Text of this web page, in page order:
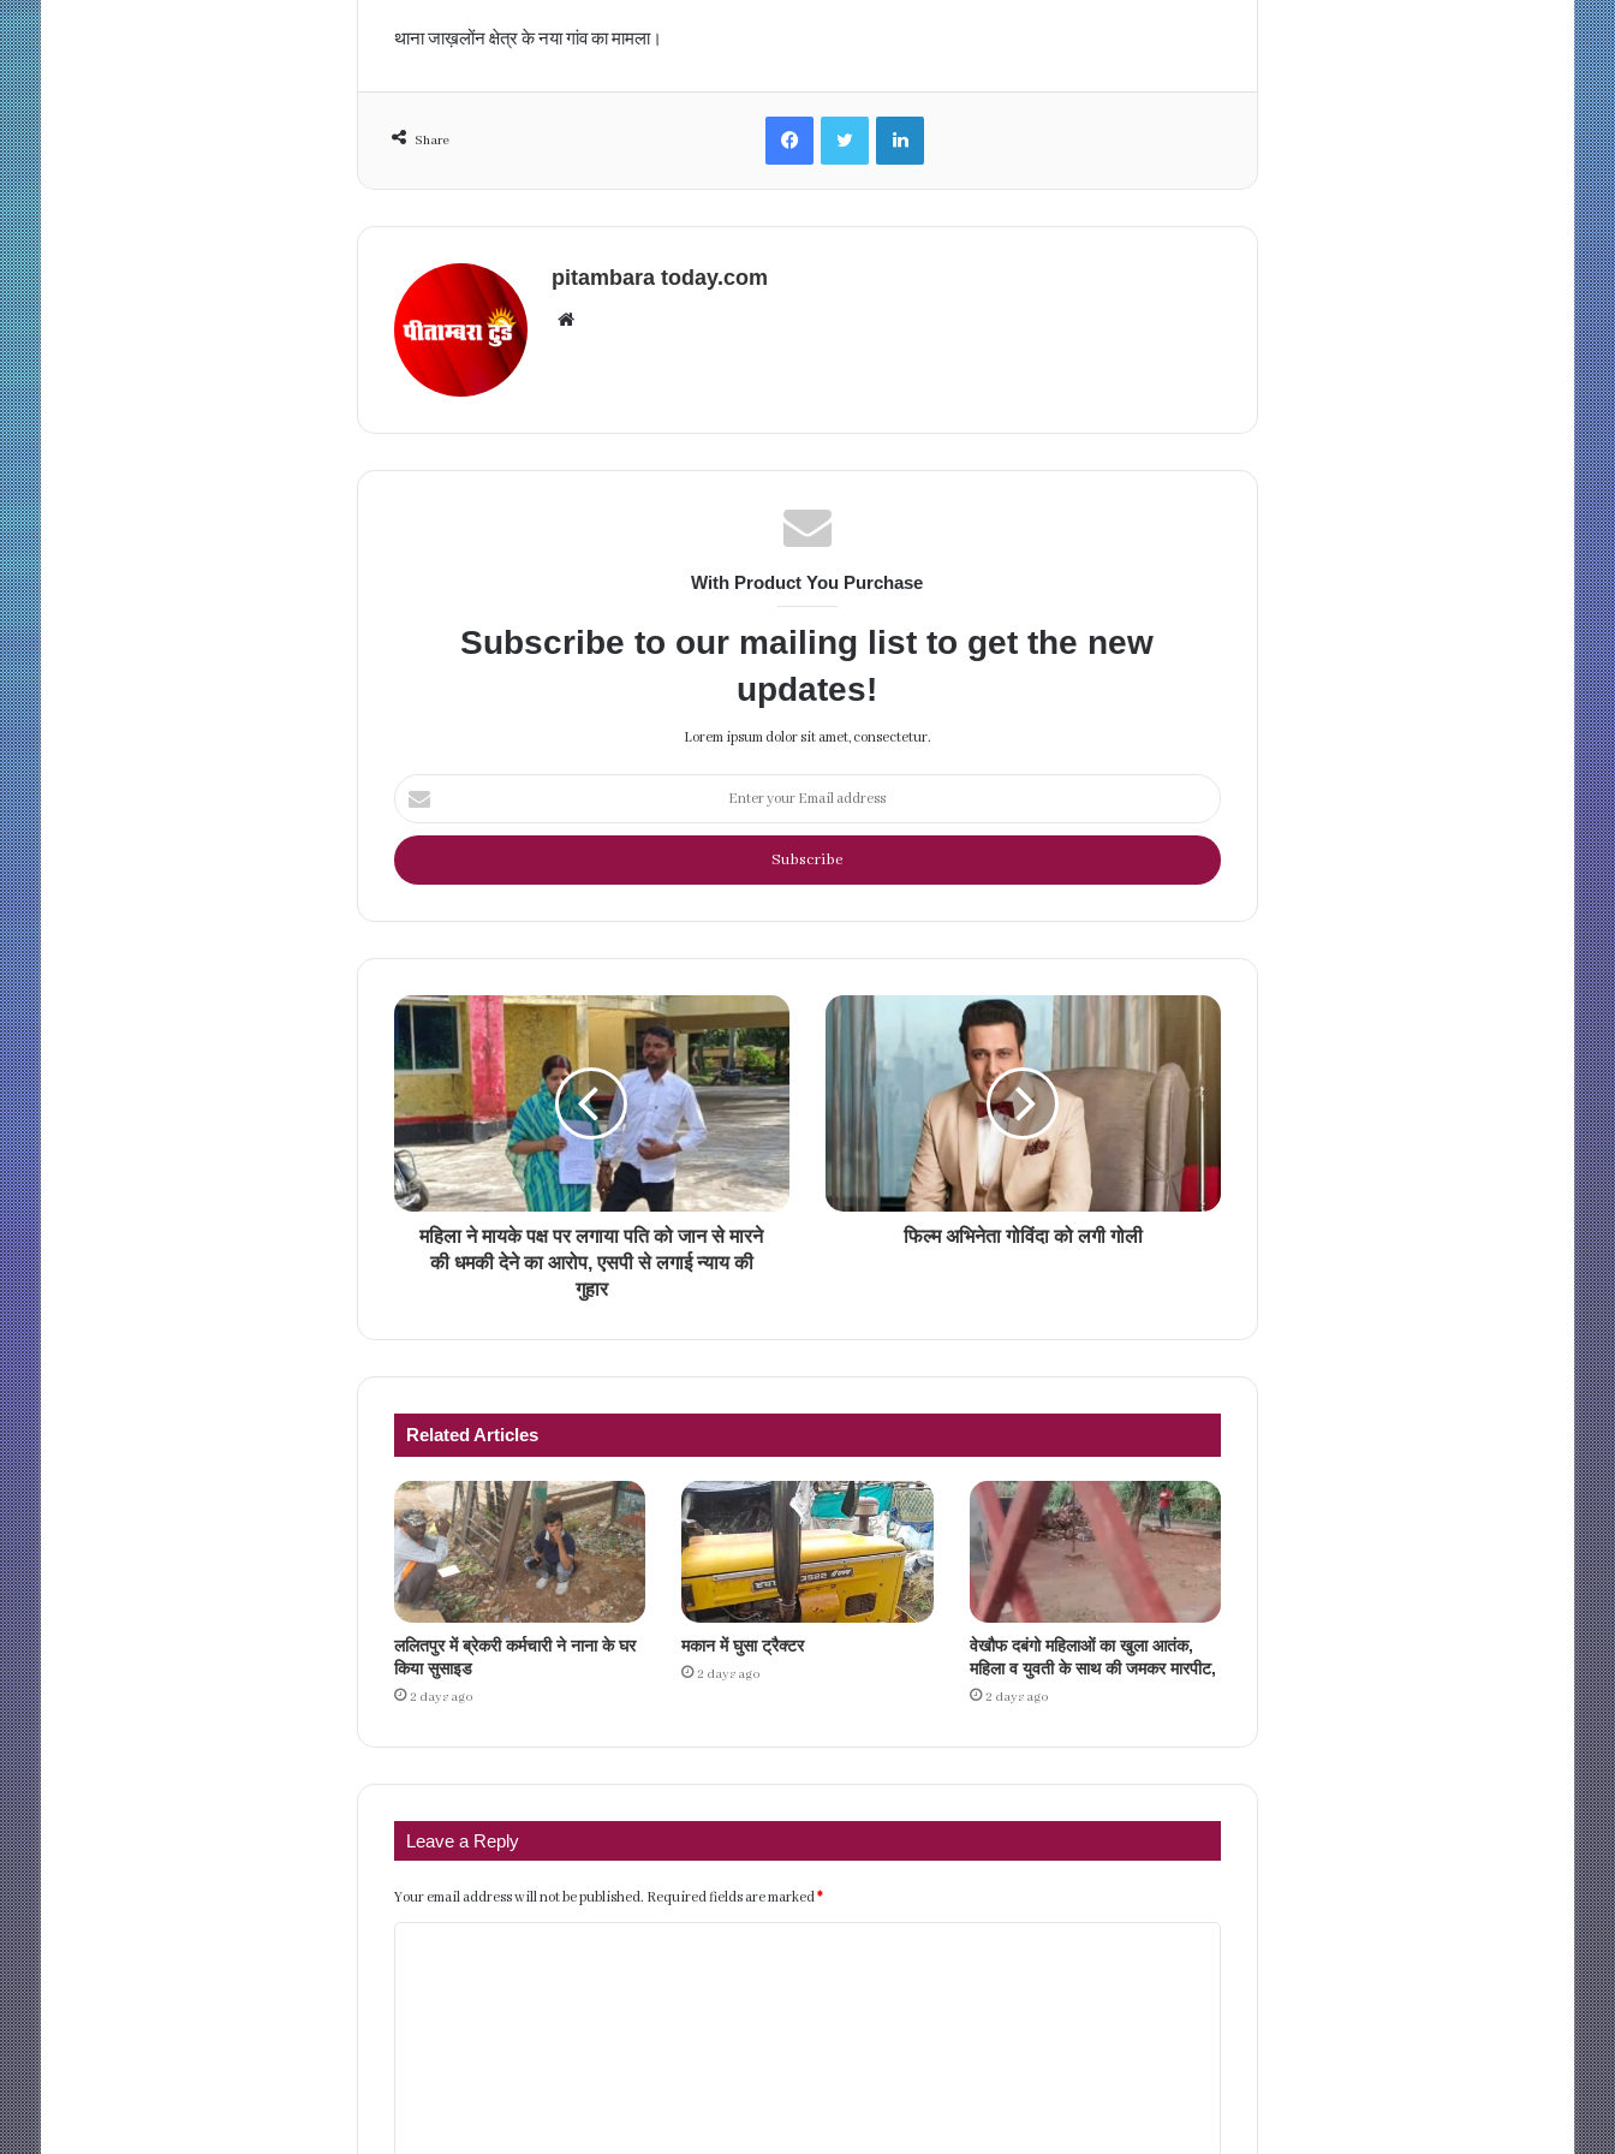
थाना जाख़लोंन क्षेत्र के नया गांव का मामला।
Share
FacebookTwitter LinkedIn
pitambara today.com
Website
With Product You Purchase
Subscribe to our mailing list to get the new
updates!
Lorem ipsum dolor sit amet, consectetur.
Enter
your
Email
address
महिला ने मायके पक्ष पर लगाया पति को जान से मारने
की धमकी देने का आरोप, एसपी से लगाई न्याय की
गुहार
फिल्म अभिनेता गोविंदा को लगी गोली
Related Articles
ललितपुर में ब्रेकरी कर्मचारी ने नाना के घर
किया सुसाइड
2 days ago
मकान में घुसा ट्रैक्टर
2 days ago
वेखौफ दबंगो महिलाओं का खुला आतंक,
महिला व युवती के साथ की जमकर मारपीट,
2 days ago
Leave a Reply
Your email address will not be published. Required fields are marked*